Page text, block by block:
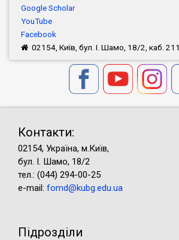
Google Scholar
YouTube
Facebook
02154, Київ, бул. І. Шамо, 18/2, каб. 211
Контакти:
02154, Україна, м.Київ,
бул. І. Шамо, 18/2
тел.: (044) 294-00-25
e-mail: fomd@kubg.edu.ua
Підрозділи